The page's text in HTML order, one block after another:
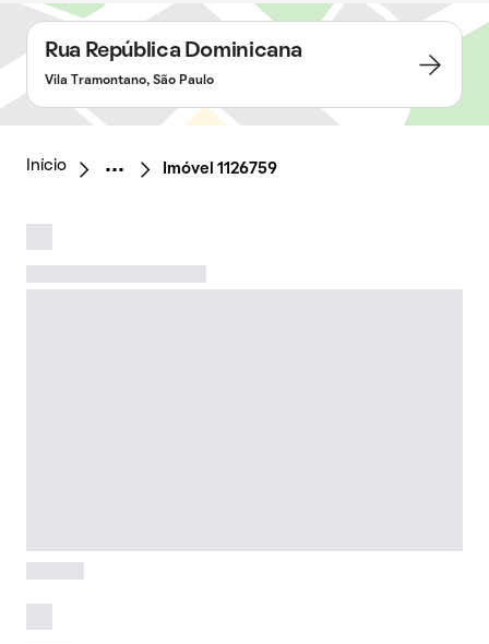
Rua República Dominicana
Vila Tramontano, São Paulo
Início Imóvel 1126759